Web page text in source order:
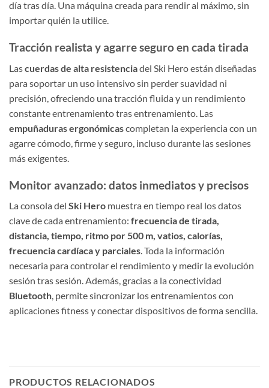
día tras día. Una máquina creada para rendir al máximo, sin
importar quién la utilice.
Tracción realista y agarre seguro en cada tirada
Lascuerdas de alta resistenciadel Ski Hero están diseñadas
para soportar un uso intensivo sin perder suavidad ni
precisión, ofreciendo una tracción fluida y un rendimiento
constante entrenamiento tras entrenamiento. Las
empuñaduras ergonómicascompletan la experiencia con un
agarre cómodo, firme y seguro, incluso durante las sesiones
más exigentes.
Monitor avanzado: datos inmediatos y precisos
La consola del Ski Hero muestra en tiempo real los datos
clave de cada entrenamiento: frecuencia de tirada,
distancia, tiempo, ritmo por 500 m, vatios, calorías,
frecuencia cardíaca y parciales. Toda la información
necesaria para controlar el rendimiento y medir la evolución
sesión tras sesión. Además, gracias a la conectividad
Bluetooth, permite sincronizar los entrenamientos con
aplicaciones fitness y conectar dispositivos de forma sencilla.
PRODUCTOS RELACIONADOS